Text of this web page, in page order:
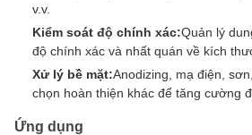
v.v.
Kiểm soát độ chính xác:Quản lý
độ chính xác và nhất quán về kích
Xử lý bề mặt:Anodizing, mạ điện,
chọn hoàn thiện khác để tăng cường
Ứng dụng